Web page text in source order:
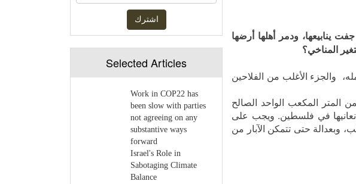
ودمر أهلها أرضها
المناخي؟
والجزء الأغلب من الفلاحين
المتر المكعب الواحد الصالح
التي نعانيها في فلسطين. ويجب على
وبعدالة حتى تتمكن الآبار من
Selected Articles
Work in COP22 has
been slow with parties
not agreeing on any
substantive ways
forward
Israel's Role in
Sabotaging Climate
Balance